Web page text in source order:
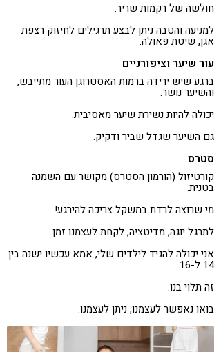
חולשה של רקמות שריר.
למניעה והטבה ניתן לבצע תרגילים לחיזוק רצפת
אגן, שיטת פאולה.
עור שיער וציפורניים
ברגע שיש ירידה ברמות האסטרוגן העור מתייבש,
והשיער נושר.
יכולה להיות נשירת שיער מאסיבית.
גם השיער שגדל שביר ודקיק.
סטרס
קורטיזול (הורמון הסטרס) מקושר עם השמנה
בטנית.
מי שרוצה לרדת במשקל צריכה להירגע!
לתרגל יוגה, מדיטציה, לקחת לעצמנו זמן.
אני יכולה להגיד לילדים שלי, אמא עכשיו ישנה בין
14 ל-16.
זה תלוי בנו.
בואו נאפשר לעצמנו, ניתן לעצמנו.